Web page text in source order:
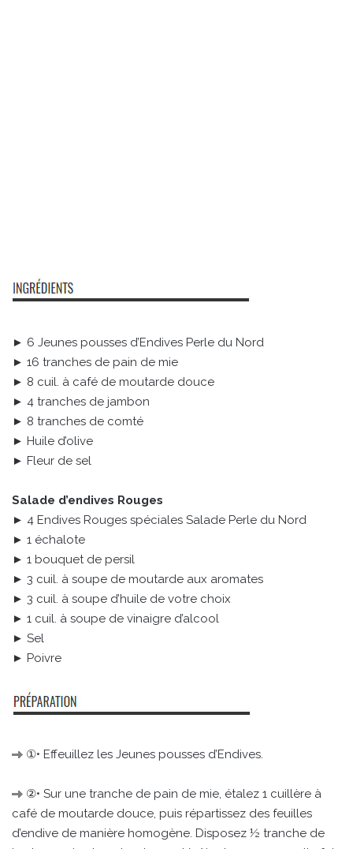
► 6 Jeunes pousses d’Endives Perle du Nord
► 16 tranches de pain de mie
► 8 cuil. à café de moutarde douce
► 4 tranches de jambon
► 8 tranches de comté
► Huile d’olive
► Fleur de sel
Salade d’endives Rouges
► 4 Endives Rouges spéciales Salade Perle du Nord
► 1 échalote
► 1 bouquet de persil
► 3 cuil. à soupe de moutarde aux aromates
► 3 cuil. à soupe d’huile de votre choix
► 1 cuil. à soupe de vinaigre d’alcool
► Sel
► Poivre
①• Effeuillez les Jeunes pousses d’Endives.
②• Sur une tranche de pain de mie, étalez 1 cuillère à
café de moutarde douce, puis répartissez des feuilles
d’endive de manière homogène. Disposez ½ tranche de